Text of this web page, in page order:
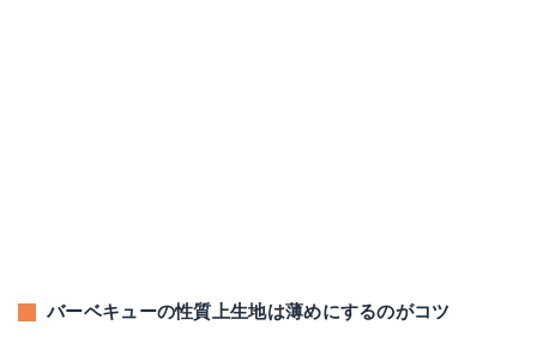
バーベキューの性質上生地は薄めにするのがコツ